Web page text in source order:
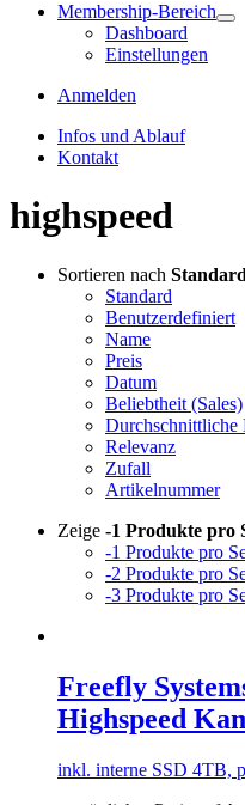
Membership-Bereich
Dashboard
Einstellungen
Anmelden
Infos und Ablauf
Kontakt
highspeed
Sortieren nach Standard
Standard
Benutzerdefiniert
Name
Preis
Datum
Beliebtheit (Sales)
Durchschnittliche
Relevanz
Zufall
Artikelnummer
Zeige -1 Produkte pro
-1 Produkte pro
-2 Produkte pro
-3 Produkte pro
Freefly
Highspeed
inkl. interne SSD 4TB,